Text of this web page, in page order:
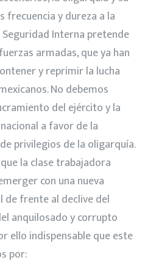
frecuencia y dureza a la
Seguridad Interna pretende
armadas, que ya han
y reprimir la lucha
No debemos
del ejército y la
a favor de la
privilegios de la oligarquía.
la clase trabajadora
con una nueva
frente al declive del
anquilosado y corrupto
ello indispensable que este
por: